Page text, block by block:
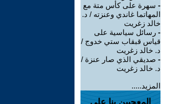
- سهرة على كأس متة مع
المهاتما غاندي وعنزته / د.
خالد زغريت
- رسائل سياسية على
قياس قبقاب ستي خدوج /
د. خالد زغريت
- صديقي الذي صار عنزة /
د. خالد زغريت
المزيد.....
المعجبين بنا على